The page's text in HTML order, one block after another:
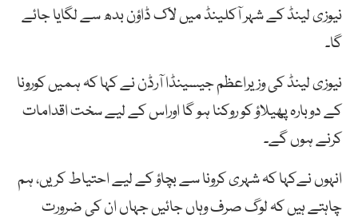
نیوزی لینڈ کے شہر آکلینڈ میں لاک ڈاؤن بدھ سے لگایا جائے
گا۔
نیوزی لینڈ کی وزیراعظم جیسینڈا آرڈن نے کہا کہ ہمیں کورونا
کے دوبارہ پھیلاؤ کو روکنا ہو گا اوراس کے لیے سخت اقدامات
کرنے ہوں گے۔
انہوں نےکہا کہ شہری کرونا سے بچاؤ کے لیے احتیاط کریں، ہم
چاہتے ہیں کہ لوگ صرف وہاں جائیں جہاں ان کی ضرورت